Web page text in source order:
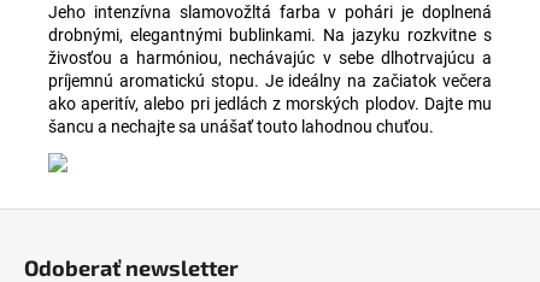
Jeho intenzívna slamovožltá farba v pohári je doplnená
drobnými, elegantnými bublinkami. Na jazyku rozkvitne s
živosťou a harmóniou, nechávajúc v sebe dlhotrvajúcu a
príjemnú aromatickú stopu. Je ideálny na začiatok večera
ako aperitív, alebo pri jedlách z morských plodov. Dajte mu
šancu a nechajte sa unášať touto lahodnou chuťou.
Odoberať newsletter